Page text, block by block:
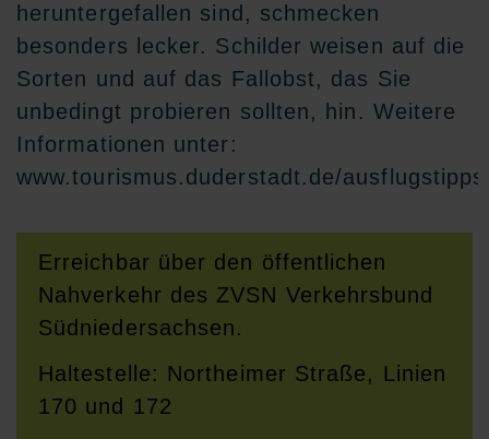
heruntergefallen sind, schmecken
besonders lecker. Schilder weisen auf die
Sorten und auf das Fallobst, das Sie
unbedingt probieren sollten, hin. Weitere
Informationen unter:
www.tourismus.duderstadt.de/
Erreichbar über den öffentlichen
Nahverkehr des ZVSN Verkehrsbund
Südniedersachsen.
Haltestelle: Northeimer Straße, Linien
170 und 172